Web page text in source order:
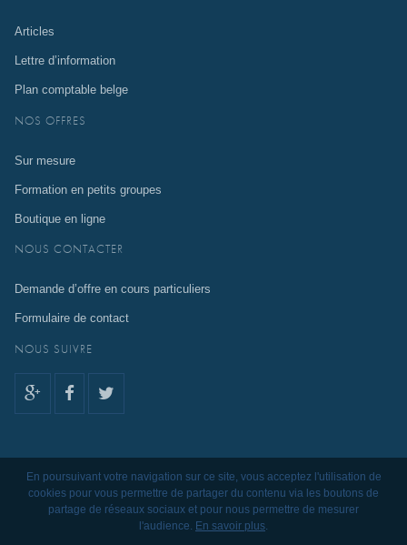
Articles
Lettre d’information
Plan comptable belge
NOS OFFRES
Sur mesure
Formation en petits groupes
Boutique en ligne
NOUS CONTACTER
Demande d’offre en cours particuliers
Formulaire de contact
NOUS SUIVRE
En poursuivant votre navigation sur ce site, vous acceptez l'utilisation de
cookies pour vous permettre de partager du contenu via les boutons de
partage de réseaux sociaux et pour nous permettre de mesurer
l'audience. En savoir plus